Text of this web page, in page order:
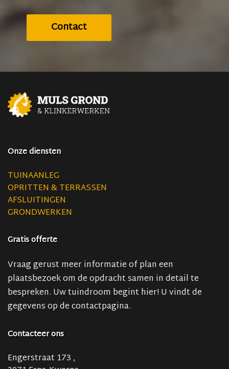
Contact
Onze diensten
TUINAANLEG
OPRITTEN & TERRASSEN
AFSLUITINGEN
GRONDWERKEN
Gratis offerte
Vraag gerust meer informatie of plan een
plaatsbezoek om de opdracht samen in detail te
bespreken. Uw tuindroom begint hier! U vindt de
gegevens op de contactpagina.
Contacteer ons
Engerstraat 173 ,